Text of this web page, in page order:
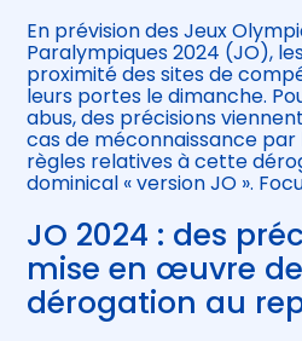
Être prêt pour la facturation
électronique
En prévision des Jeux
Paralympiques 2024 (JO),
proximité des sites de
leurs portes le dimanche.
abus, des précisions
cas de méconnaissance par
règles relatives à cette
dominical « version JO ».
JO 2024 : des
mise en œuvre
dérogation au